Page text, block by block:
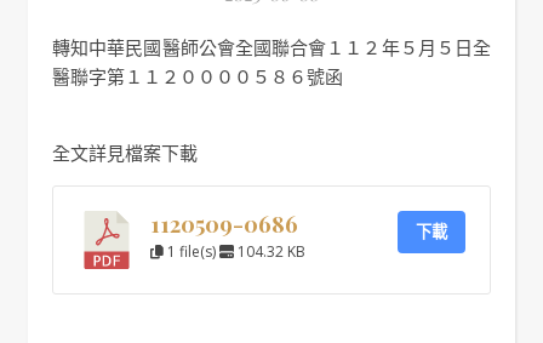
轉知中華民國醫師公會全國聯合會１１２年５月５日全
醫聯字第１１２００００５８６號函
全文詳見檔案下載
1120509-0686
1 file(s) 104.32 KB
下載